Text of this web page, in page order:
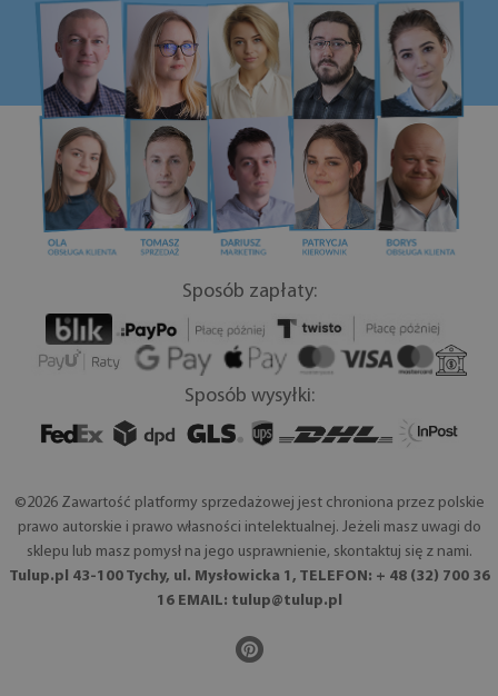
Sposób zapłaty:
Sposób wysyłki:
©2026 Zawartość platformy sprzedażowej jest chroniona przez polskie
prawo autorskie i prawo własności intelektualnej. Jeżeli masz uwagi do
sklepu lub masz pomysł na jego usprawnienie, skontaktuj się z nami.
Tulup.pl 43-100 Tychy, ul. Mysłowicka 1, TELEFON: + 48 (32) 700 36
16 EMAIL: tulup@tulup.pl